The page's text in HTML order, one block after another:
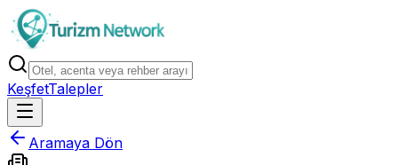
KeşfetTalepler
Aramaya Dön